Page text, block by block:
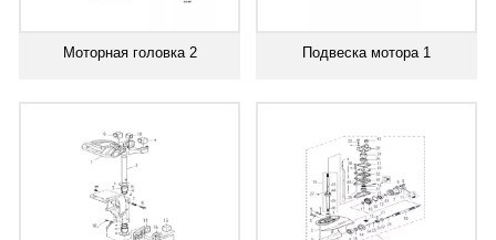
Моторная головка 2 Подвеска мотора 1